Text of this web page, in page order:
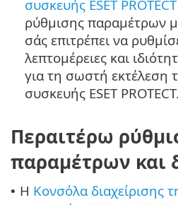
συσκευής ESET PROTECT
ρύθμισης παραμέτρων
σάς επιτρέπει να
λεπτομέρειες και
για τη σωστή εκτέλεση
συσκευής ESET PROTECT.
Περαιτέρω
παραμέτρων και
• Η Κονσόλα διαχείρισης